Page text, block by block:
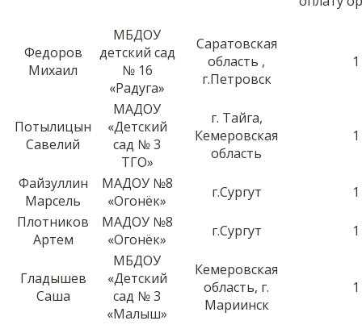
Федоров
Михаил
МБДОУ
детский сад
№ 16
«Радуга»
Саратовская
область ,
г.Петровск
1
Потылицын
Савелий
МАДОУ
«Детский
сад № 3
ТГО»
г. Тайга,
Кемеровская
область
1
Файзуллин
Марсель
МАДОУ №8
«Огонёк»
г.Сургут
1
Плотников
Артем
МАДОУ №8
«Огонёк»
г.Сургут 1
Гладышев
Саша
МБДОУ
«Детский
сад № 3
«Малыш»
Кемеровская
область, г.
Мариинск
1